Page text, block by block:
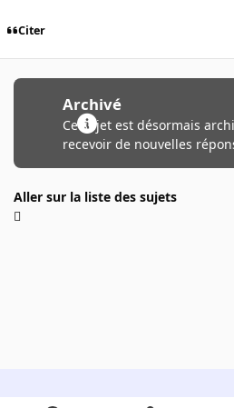
Citer
Archivé
Ce sujet est désormais
recevoir de nouvelles
Aller sur la liste des sujets